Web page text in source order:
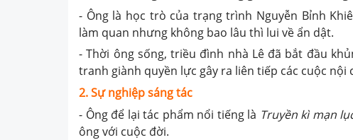
- Ông là học trò của trạng trình Nguyễn Bỉnh
làm quan nhưng không bao lâu thì lui về ẩn dật.
- Thời ông sống, triều đình nhà Lê đã bắt đầu
tranh giành quyền lực gây ra liên tiếp các cuộc nội
2. Sự nghiệp sáng tác
- Ông để lại tác phẩm nổi tiếng là Truyền kì mạn
ông với cuộc đời.